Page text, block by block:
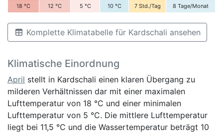
18 °C 12 °C 5 °C 10 °C 7 Std./Tag 8 Tage/Monat
Komplette Klimatabelle für Kardschali ansehen
Klimatische Einordnung
April stellt in Kardschali einen klaren Übergang zu
milderen Verhältnissen dar mit einer maximalen
Lufttemperatur von 18 °C und einer minimalen
Lufttemperatur von 5 °C. Die mittlere Lufttemperatur
liegt bei 11,5 °C und die Wassertemperatur beträgt 10